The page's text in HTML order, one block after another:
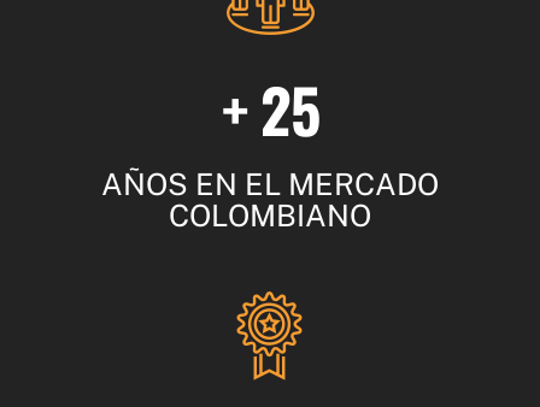
+ 25
AÑOS EN EL MERCADO
COLOMBIANO